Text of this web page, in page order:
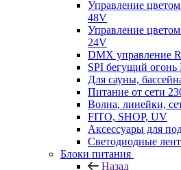
Управление
48V
Управление
24V
DMX управление
SPI бегущий
Для сауны,
Питание от сети
Волна, линейки,
FITO, SHOP, UV
Аксессуары для
Светодиодные
Блоки питания
Назад